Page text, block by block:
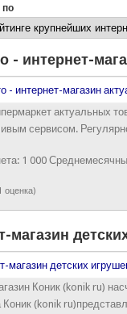
по
- интернет-
актуальных
сервисом.
1 000
оценка)
магазин
Коник (konik ru)
Коник (konik